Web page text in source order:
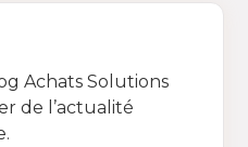
Achats Solutions
de l’actualité